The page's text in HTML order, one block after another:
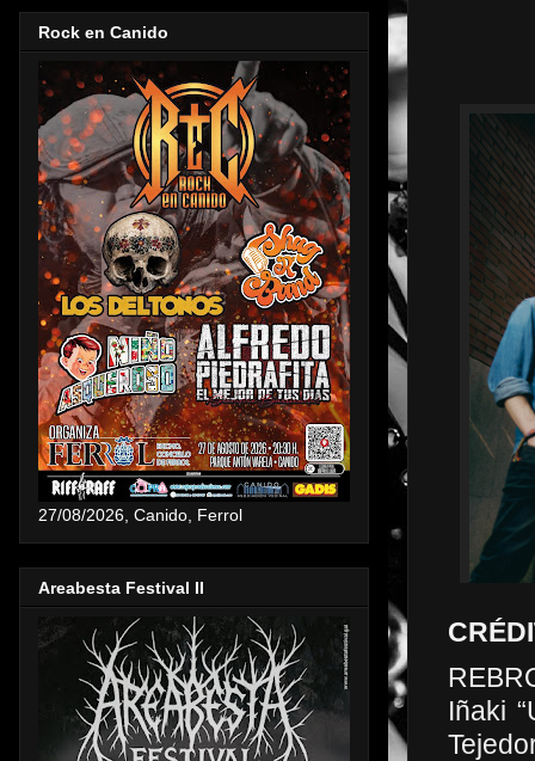
Iñaki
Rock en Canido
27/08/2026, Canido, Ferrol
Areabesta Festival II